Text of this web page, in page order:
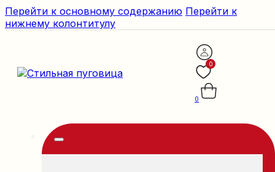
Перейти к основному содержанию Перейти к
нижнему колонтитулу
0
0